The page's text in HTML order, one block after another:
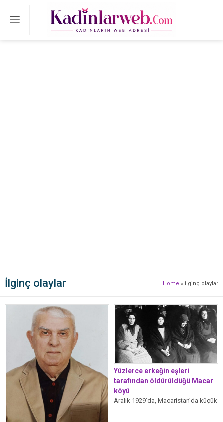
Home » İlginç olaylar
İlginç olaylar
Yüzlerce erkeğin eşleri
tarafından öldürüldüğü Macar
köyü
Aralık 1929’da, Macaristan’da küçük